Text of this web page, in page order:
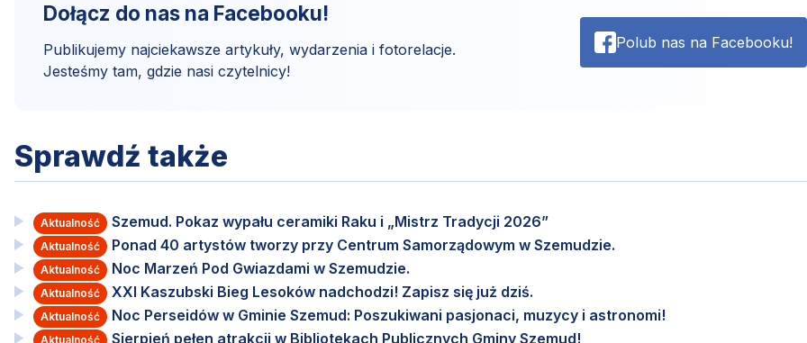
Dołącz do nas na Facebooku!
Publikujemy najciekawsze artykuły, wydarzenia i fotorelacje.
Jesteśmy tam, gdzie nasi czytelnicy!
Polub nas na Facebooku!
Sprawdź także
Aktualność Szemud. Pokaz wypału ceramiki Raku i „Mistrz Tradycji 2026”
Aktualność Ponad 40 artystów tworzy przy Centrum Samorządowym w Szemudzie.
Aktualność Noc Marzeń Pod Gwiazdami w Szemudzie.
Aktualność XXI Kaszubski Bieg Lesoków nadchodzi! Zapisz się już dziś.
Aktualność Noc Perseidów w Gminie Szemud: Poszukiwani pasjonaci, muzycy i astronomi!
Aktualność Sierpień pełen atrakcji w Bibliotekach Publicznych Gminy Szemud!